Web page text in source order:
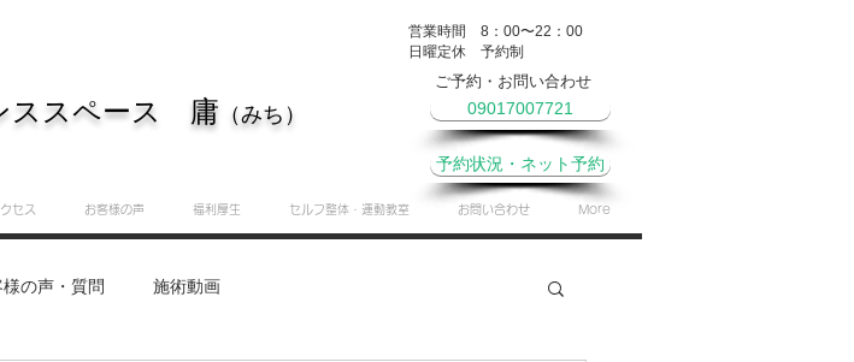
営業時間 8：00〜22：00
​日曜定休 予約制
ススペース 庸 （みち）
ご予約・お問い合わせ
09017007721
予約状況・ネット予約
セス お客様の声 福利厚生 セルフ整体・運動教室 お問い合わせ More
様の声・質問 施術動画